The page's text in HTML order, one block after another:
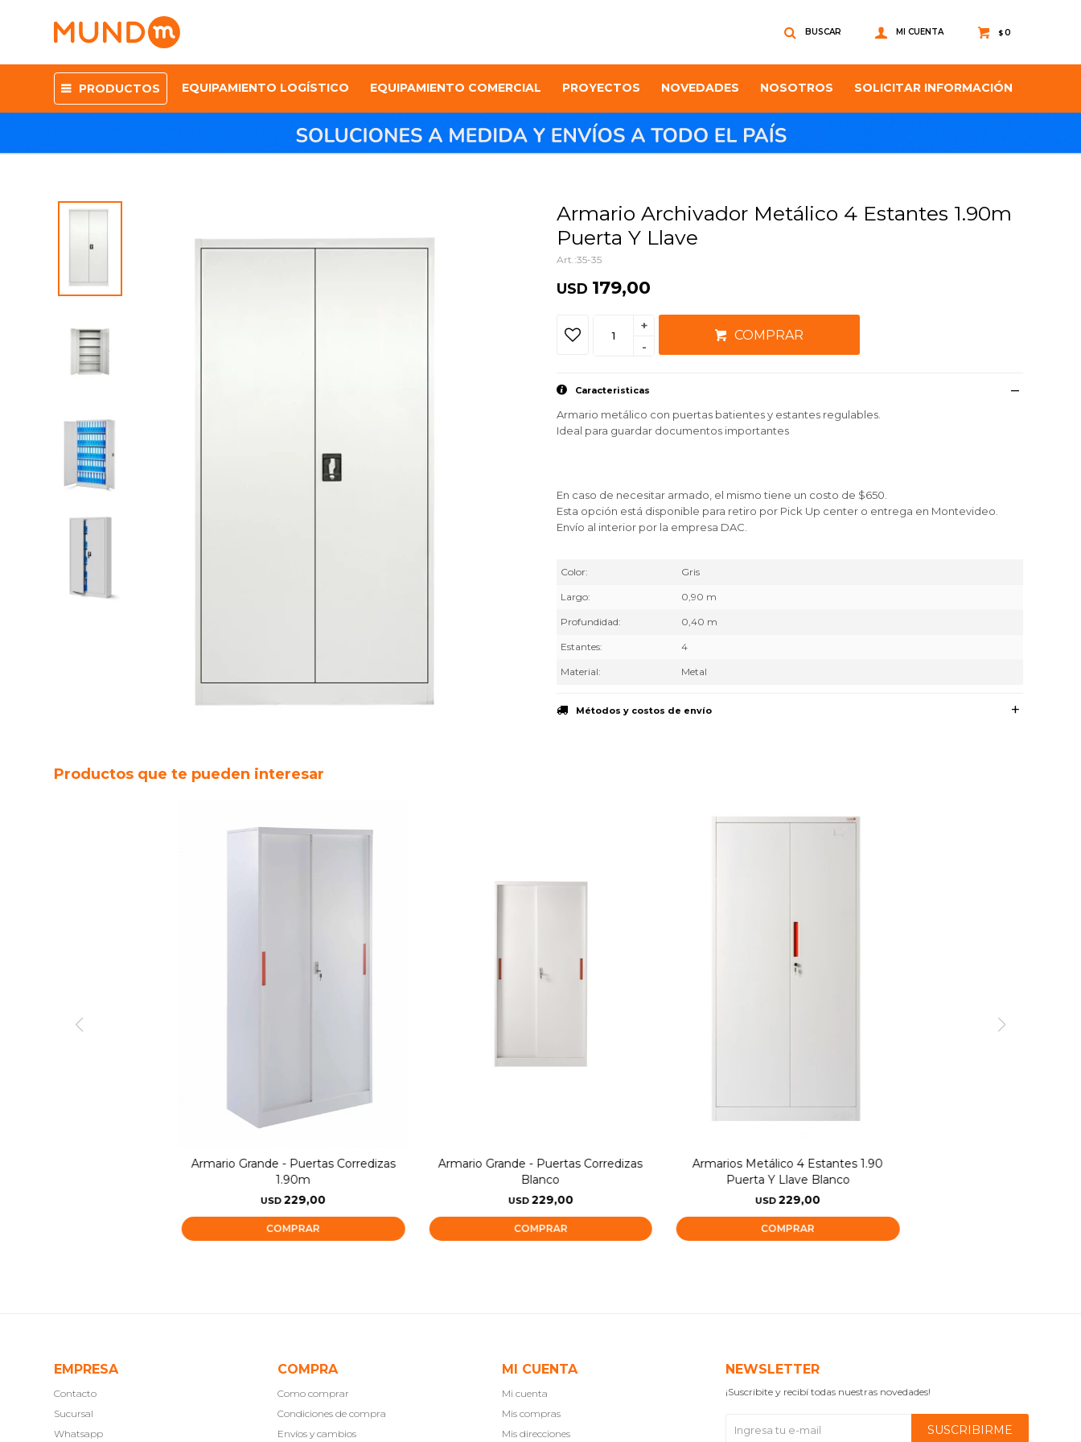
PRODUCTOS EQUIPAMIENTO LOGÍSTICO EQUIPAMIENTO COMERCIAL PROYECTOS NOVEDADES NOSOTROS SOLICITAR INFORMACIÓN
$0
Armario Archivador Metálico 4 Estantes 1.90m
Puerta Y Llave
35-35
USD 179,00
+
-
COMPRAR
Caracteristicas
Armario metálico con puertas batientes y estantes regulables.
Ideal para guardar documentos importantes
En caso de necesitar armado, el mismo tiene un costo de $650.
Esta opción está disponible para retiro por Pick Up center o entrega en Montevideo.
Envío al interior por la empresa DAC.
Color Gris
Largo 0,90 m
Profundidad 0,40 m
Estantes 4
Material Metal
Métodos y costos de envío
Productos que te pueden interesar
Armario Grande - Puertas Corredizas
1.90m
USD 229,00
Armario Grande - Puertas Corredizas
Blanco
USD 229,00
Armarios Metálico 4 Estantes 1.90
Puerta Y Llave Blanco
USD 229,00
EMPRESA
Contacto
Sucursal
Whatsapp
COMPRA
Como comprar
Condiciones de compra
Envíos y cambios
MI CUENTA
Mi cuenta
Mis compras
Mis direcciones
NEWSLETTER
¡Suscribite y recibí todas nuestras novedades!
SUSCRIBIRME